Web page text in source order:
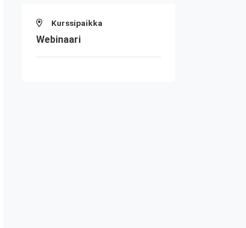
Kurssipaikka
Webinaari